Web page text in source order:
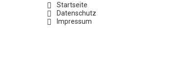
Startseite
Datenschutz
Impressum